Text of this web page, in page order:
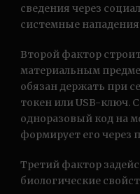
сведения через
системные
Второй фактор
материальным
обязан держать при
токен или USB-ключ.
одноразовый код на
формирует его через
Третий фактор
биологические